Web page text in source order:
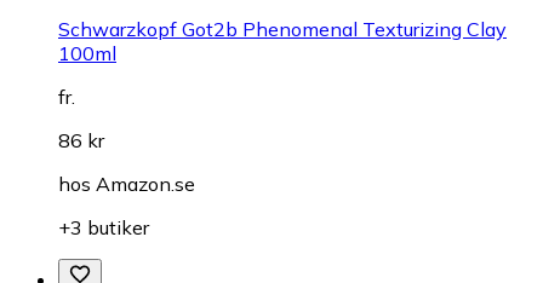
Schwarzkopf Got2b Phenomenal Texturizing Clay
100ml
fr.
86 kr
hos Amazon.se
+3 butiker